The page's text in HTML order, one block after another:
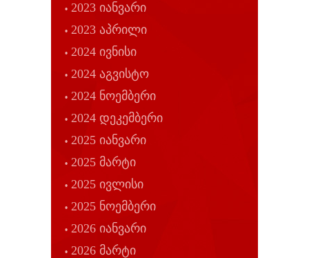
2023 იანვარი
2023 აპრილი
2024 ივნისი
2024 აგვისტო
2024 ნოემბერი
2024 დეკემბერი
2025 იანვარი
2025 მარტი
2025 ივლისი
2025 ნოემბერი
2026 იანვარი
2026 მარტი